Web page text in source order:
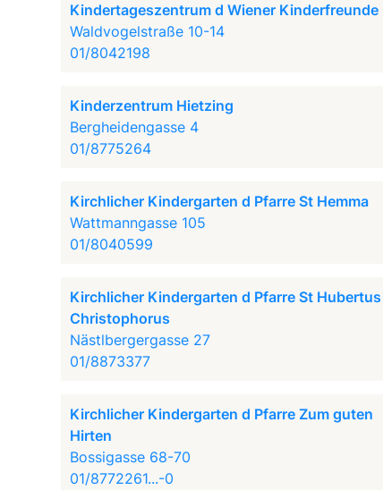
Kindertageszentrum d Wiener Kinderfreunde
Waldvogelstraße 10-14
01/8042198
Kinderzentrum Hietzing
Bergheidengasse 4
01/8775264
Kirchlicher Kindergarten d Pfarre St Hemma
Wattmanngasse 105
01/8040599
Kirchlicher Kindergarten d Pfarre St Hubertus
Christophorus
Nästlbergergasse 27
01/8873377
Kirchlicher Kindergarten d Pfarre Zum guten
Hirten
Bossigasse 68-70
01/8772261...-0